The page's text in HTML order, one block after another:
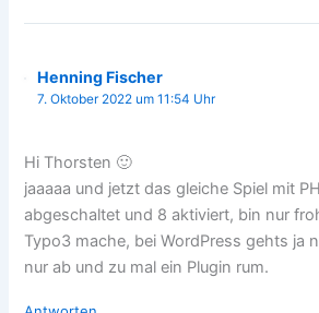
Henning Fischer
7. Oktober 2022 um 11:54 Uhr
Hi Thorsten 🙂
jaaaaa und jetzt das gleiche Spiel mit
abgeschaltet und 8 aktiviert, bin nur
Typo3 mache, bei WordPress gehts ja
nur ab und zu mal ein Plugin rum.